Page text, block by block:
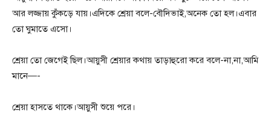
আর লজ্জায় কুঁকড়ে যায়।এদিকে শ্রেয়া বলে-বৌদিভাই,অনেক তো হল।এবার
তো ঘুমাতে এসো।
শ্রেয়া তো জেগেই ছিল।আয়ুসী শ্রেয়ার কথায় তাড়াহুরো করে বলে-না,না,আমি
মানে—-
শ্রেয়া হাসতে থাকে।আয়ুসী শুয়ে পরে।